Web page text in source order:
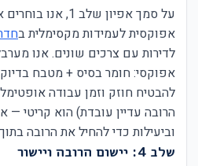
על סמך אפיון שלב
אפוקסית לעמידות מקסימלית ב
לדירות עם צרכים שונים. אנו
אפוקסי: חומר בסיס + מטבח
להבטיח חוזק וזמן עבודה
הרובה עדיין עובדת) הוא קריטי —
וביעילות כדי להחיל את הרובה
שלב 4: יישום הרובה ויישור